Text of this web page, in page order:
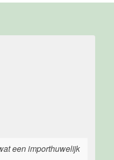
een importhuwelijk